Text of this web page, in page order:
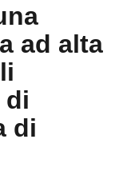
ad alta
di
di